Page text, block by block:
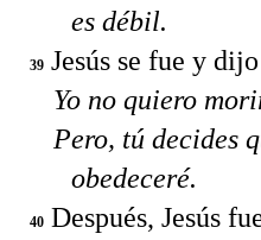
es débil.
39 Jesús se fue y
Yo no quiero
Pero, tú decides
obedeceré.
40 Después, Jesús